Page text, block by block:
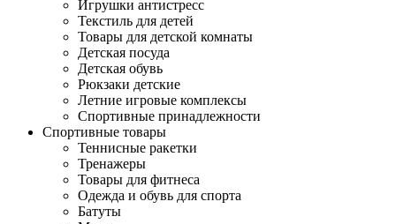
Игрушки антистресс
Текстиль для детей
Товары для детской комнаты
Детская посуда
Детская обувь
Рюкзаки детские
Летние игровые комплексы
Спортивные принадлежности
Спортивные товары
Теннисные ракетки
Тренажеры
Товары для фитнеса
Одежда и обувь для спорта
Батуты